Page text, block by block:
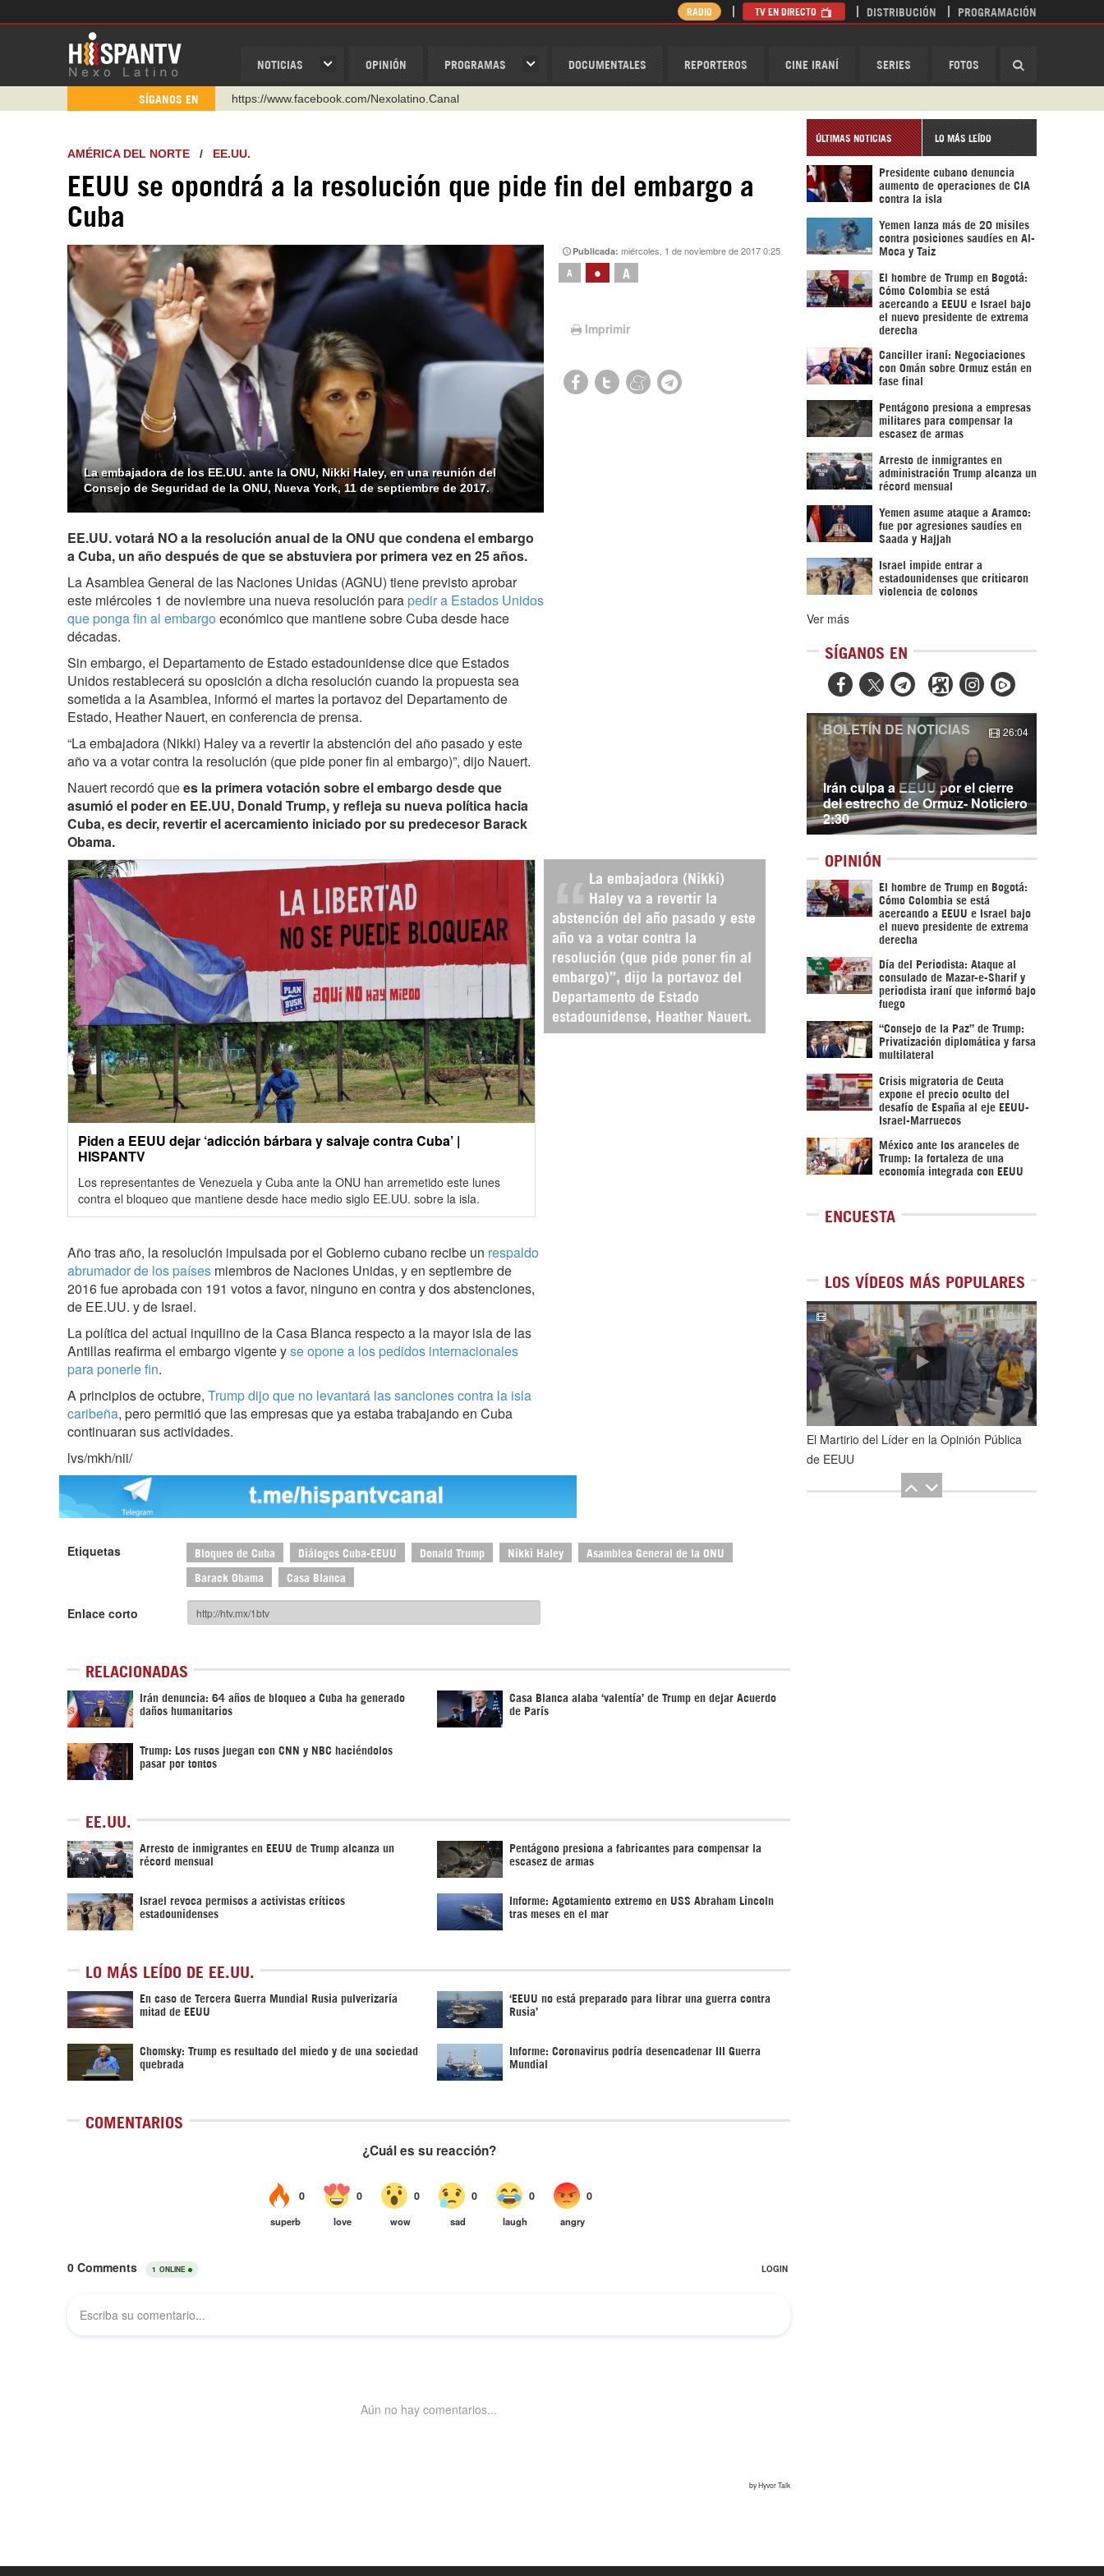
NOTICIAS OPINIÓN PROGRAMAS DOCUMENTALES REPORTEROS CINE IRANÍ SERIES FOTOS
RADIO TV EN DIRECTO DISTRIBUCIÓN PROGRAMACIÓN
SÍGANOS EN
https://www.youtube.com/@nexo_latino
https://t.me/hispantvcanal
https://urmedium.com/c/hispantv
WhatsApp y Viber: +98 921 79 29 404
https://www.facebook.com/Nexolatino.Canal
AMÉRICA DEL NORTE / EE.UU.
EEUU se opondrá a la resolución que pide fin del embargo a
Cuba
La embajadora de los EE.UU. ante la ONU, Nikki Haley, en una reunión del
Consejo de Seguridad de la ONU, Nueva York, 11 de septiembre de 2017.
Publicada:miércoles, 1 de noviembre de 2017 0:25
A • A
Imprimir
EE.UU. votará NO a la resolución anual de la ONU que condena el embargo
a Cuba, ‎un año después de que se abstuviera por primera vez en 25 años.‎
La Asamblea General de las Naciones Unidas (AGNU) tiene previsto aprobar
este miércoles 1 de noviembre una nueva resolución para pedir a Estados Unidos
que ponga fin al embargo económico que mantiene sobre Cuba desde hace
décadas.
Sin embargo, el Departamento de Estado estadounidense dice que Estados
Unidos restablecerá su oposición a dicha resolución cuando la propuesta sea
sometida a la Asamblea, informó el martes la portavoz del Departamento de
Estado, Heather Nauert, en conferencia de prensa.
“La embajadora (Nikki) Haley va a revertir la abstención del año pasado y este
año va a votar contra la resolución (que pide poner fin al embargo)”, dijo Nauert.
Nauert recordó quees la primera votación sobre el embargo desde que
asumió el poder en EE.UU, Donald Trump, y refleja su nueva política hacia
Cuba, es decir, revertir el acercamiento iniciado por su predecesor Barack
Obama.
La embajadora (Nikki)
Haley va a revertir la
abstención del año pasado y este
año va a votar contra la
resolución (que pide poner fin al
embargo)”, dijo la portavoz del
Departamento de Estado
estadounidense, Heather Nauert.
Piden a EEUU dejar ‘adicción bárbara y salvaje contra Cuba’ |
HISPANTV
Los representantes de Venezuela y Cuba ante la ONU han arremetido este lunes
contra el bloqueo que mantiene desde hace medio siglo EE.UU. sobre la isla.
Año tras año, la resolución impulsada por el Gobierno cubano recibe un respaldo
abrumador de los países miembros de Naciones Unidas, y en septiembre de
2016 fue aprobada con 191 votos a favor, ninguno en contra y dos abstenciones,
de EE.UU. y de Israel.
La política del actual inquilino de la Casa Blanca respecto a la mayor isla de las
Antillas reafirma el embargo vigente yse opone a los pedidos internacionales
para ponerle fin.
A principios de octubre, Trump dijo que no levantará las sanciones contra la isla
caribeña, pero permitió que las empresas que ya estaba trabajando en Cuba
continuaran sus actividades.
lvs/mkh/nii/
Etiquetas Bloqueo de Cuba Diálogos Cuba-EEUU Donald Trump Nikki Haley Asamblea General de la ONU
Barack Obama Casa Blanca
Enlace corto
RELACIONADAS
Irán denuncia: 64 años de bloqueo a Cuba ha generado
daños humanitarios
Casa Blanca alaba ‘valentía’ de Trump en dejar Acuerdo
de París
Trump: Los rusos juegan con CNN y NBC haciéndolos
pasar por tontos
EE.UU.
Arresto de inmigrantes en EEUU de Trump alcanza un
récord mensual
Pentágono presiona a fabricantes para compensar la
escasez de armas
Israel revoca permisos a activistas críticos
estadounidenses
Informe: Agotamiento extremo en USS Abraham Lincoln
tras meses en el mar
LO MÁS LEÍDO DE EE.UU.
En caso de Tercera Guerra Mundial Rusia pulverizaría
mitad de EEUU
‘EEUU no está preparado para librar una guerra contra
Rusia’
Chomsky: Trump es resultado del miedo y de una sociedad
quebrada
Informe: Coronavirus podría desencadenar III Guerra
Mundial
COMENTARIOS
ÚLTIMAS NOTICIAS LO MÁS LEÍDO
Presidente cubano denuncia
aumento de operaciones de CIA
contra la isla
Yemen lanza más de 20 misiles
contra posiciones saudíes en Al-
Moca y Taiz
El hombre de Trump en Bogotá:
Cómo Colombia se está
acercando a EEUU e Israel bajo
el nuevo presidente de extrema
derecha
Canciller iraní: Negociaciones
con Omán sobre Ormuz están en
fase final
Pentágono presiona a empresas
militares para compensar la
escasez de armas
Arresto de inmigrantes en
administración Trump alcanza un
récord mensual
Yemen asume ataque a Aramco:
fue por agresiones saudíes en
Saada y Hajjah
Israel impide entrar a
estadounidenses que criticaron
violencia de colonos
Ver más
SÍGANOS EN
  
Irán culpa a EEUU por el cierre
del estrecho de Ormuz- Noticiero
2:30
BOLETÍN DE NOTICIAS 26:04
OPINIÓN
El hombre de Trump en Bogotá:
Cómo Colombia se está
acercando a EEUU e Israel bajo
el nuevo presidente de extrema
derecha
Día del Periodista: Ataque al
consulado de Mazar-e-Sharif y
periodista iraní que informó bajo
fuego
“Consejo de la Paz” de Trump:
Privatización diplomática y farsa
multilateral
Crisis migratoria de Ceuta
expone el precio oculto del
desafío de España al eje EEUU-
Israel-Marruecos
México ante los aranceles de
Trump: la fortaleza de una
economía integrada con EEUU
ENCUESTA
LOS VÍDEOS MÁS POPULARES
1de5
El Martirio del Líder en la Opinión Pública
de EEUU